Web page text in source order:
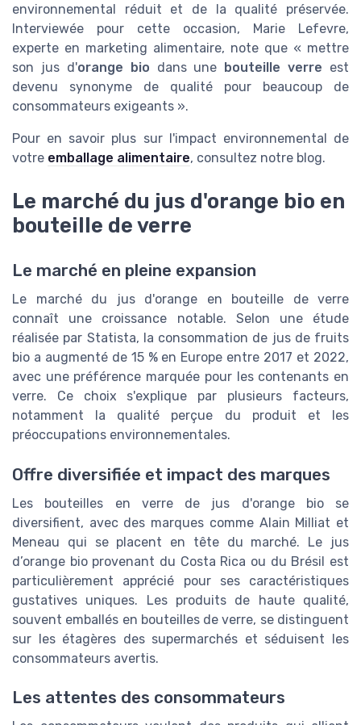
environnemental réduit et de la qualité préservée.
Interviewée pour cette occasion, Marie Lefevre,
experte en marketing alimentaire, note que « mettre
son jus d'orange bio dans une bouteille verre est
devenu synonyme de qualité pour beaucoup de
consommateurs exigeants ».
Pour en savoir plus sur l'impact environnemental de
votre emballage alimentaire, consultez notre blog.
Le marché du jus d'orange bio en
bouteille de verre
Le marché en pleine expansion
Le marché du jus d'orange en bouteille de verre
connaît une croissance notable. Selon une étude
réalisée par Statista, la consommation de jus de fruits
bio a augmenté de 15 % en Europe entre 2017 et 2022,
avec une préférence marquée pour les contenants en
verre. Ce choix s'explique par plusieurs facteurs,
notamment la qualité perçue du produit et les
préoccupations environnementales.
Offre diversifiée et impact des marques
Les bouteilles en verre de jus d'orange bio se
diversifient, avec des marques comme Alain Milliat et
Meneau qui se placent en tête du marché. Le jus
d’orange bio provenant du Costa Rica ou du Brésil est
particulièrement apprécié pour ses caractéristiques
gustatives uniques. Les produits de haute qualité,
souvent emballés en bouteilles de verre, se distinguent
sur les étagères des supermarchés et séduisent les
consommateurs avertis.
Les attentes des consommateurs